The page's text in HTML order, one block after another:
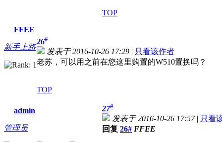
TOP
FFEE
新手上路
26#
发表于 2016-10-26 17:29 | 只看该作者
老苏，可以用之前在您这里购置的W510置换吗？
TOP
admin
管理员
27#
发表于 2016-10-26 17:57| 只看
回复 26# FFEE